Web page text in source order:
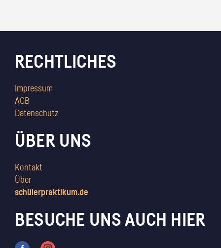
RECHTLICHES
Impressum
AGB
Datenschutz
ÜBER UNS
Kontakt
Über
schülerpraktikum.de
BESUCHE UNS AUCH HIER